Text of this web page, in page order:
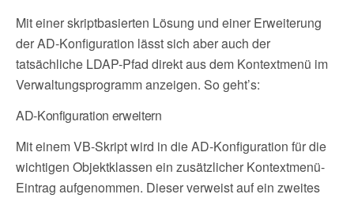
Mit einer skriptbasierten Lösung und einer Erweiterung
der AD-Konfiguration lässt sich aber auch der
tatsächliche LDAP-Pfad direkt aus dem Kontextmenü im
Verwaltungsprogramm anzeigen. So geht’s:
AD-Konfiguration erweitern
Mit einem VB-Skript wird in die AD-Konfiguration für die
wichtigen Objektklassen ein zusätzlicher Kontextmenü-
Eintrag aufgenommen. Dieser verweist auf ein zweites